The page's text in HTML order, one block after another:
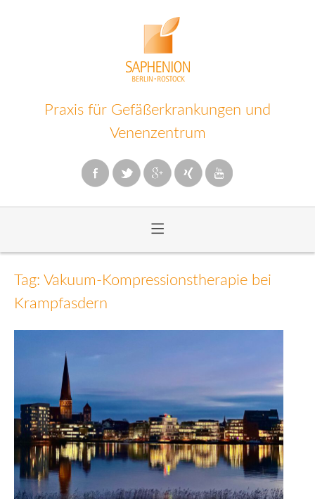
Praxis für Gefäßerkrankungen und
Venenzentrum
≡
Inhalt
Tag: Vakuum-Kompressionstherapie bei
Krampfasdern